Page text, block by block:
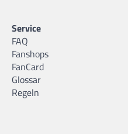
Service
FAQ
Fanshops
FanCard
Glossar
Regeln